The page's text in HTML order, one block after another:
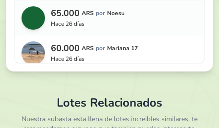
65.000 ARS por Noesu
hace 26 días
60.000 ARS por Mariana 17
hace 26 días
50.000 ARS por Mariana 17
Lotes Relacionados
Nuestra subasta esta llena de lotes increibles similares, te